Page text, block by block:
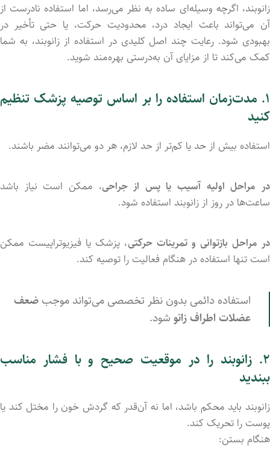
زانوبند، اگرچه وسیله‌ای ساده به نظر می‌رسد، اما استفاده نادرست از
آن می‌تواند باعث ایجاد درد، محدودیتحرکت، یا حتیتأخیر در
بهبودی شود. رعایت چند اصل کلیدیدر استفاده اززانوبند، به شما
کمک می‌کند تا از مزایای آن به‌درستی بهره‌مند شوید.
۱. مدت‌زمان استفادهرابر اساس توصیه پزشک تنظیم
کنید
استفاده بیش از حد یا کم‌تر از حد لازم، هر دو می‌توانند مضر باشند.
در مراحل اولیهآسیب یاپس ازجراحی، ممکن است نیاز باشد
ساعت‌ها در روز از زانوبند استفاده شود.
در مراحل بازتوانی وتمریناتحرکتی، پزشک یا فیزیوتراپیست ممکن
است تنها استفاده در هنگام فعالیت را توصیه کند.
استفاده دائمی بدون نظر تخصصی می‌تواند موجب ضعف
عضلات اطراف زانو شود.
۲. زانوبند را در موقعیت صحیح وبافشار مناسب
ببندید
زانوبند باید محکم باشد، اما نه آن‌قدر که گردش خونرا مختل کند یا
پوست را تحریک کند.
هنگام بستن: